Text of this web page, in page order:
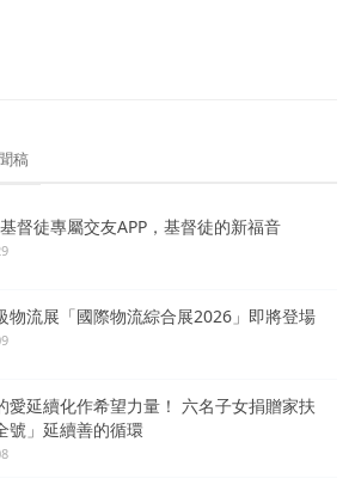
稿
督徒專屬交友APP，基督徒的新福音
物流展「國際物流綜合展2026」即將登場
愛延續化作希望力量！ 六名子女捐贈家扶
號」延續善的循環